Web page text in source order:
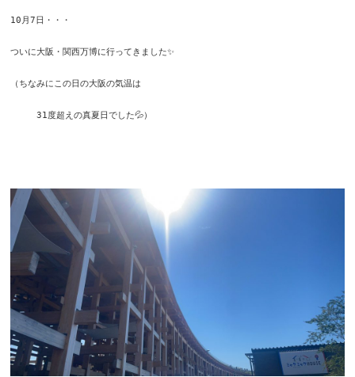
10月7日・・・
ついに大阪・関西万博に行ってきました✨
（ちなみにこの日の大阪の気温は
31度超えの真夏日でした💦）